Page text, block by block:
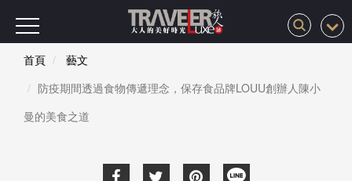
首頁
藝文
防疫期間透過食物傳遞理念，保存食品牌LOUU創辦人陳小
曼的美食之道